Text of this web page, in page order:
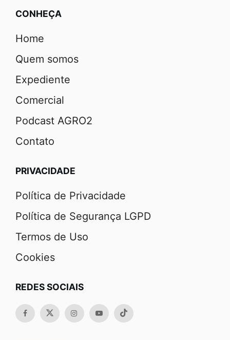
CONHEÇA
Home
Quem somos
Expediente
Comercial
Podcast AGRO2
Contato
PRIVACIDADE
Política de Privacidade
Política de Segurança LGPD
Termos de Uso
Cookies
REDES SOCIAIS